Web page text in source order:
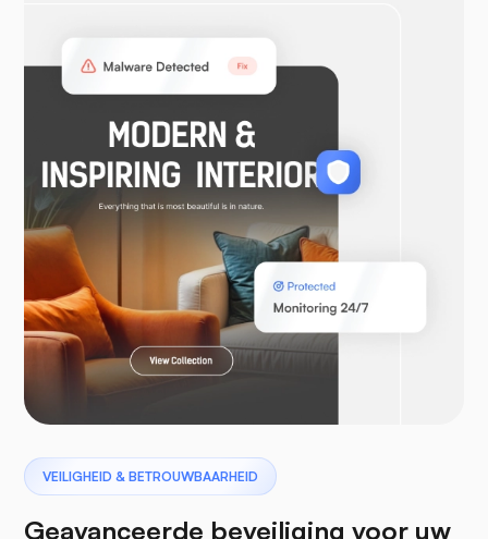
WooCommerce
Laravel
Pterodactyl
VEILIGHEID & BETROUWBAARHEID
Geavanceerde beveiliging voor uw